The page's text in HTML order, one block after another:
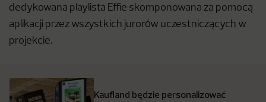
dedykowana playlista Effie skomponowana za pomocą
aplikacji przez wszystkich jurorów uczestniczących w
projekcie.
Kaufland będzie personalizować